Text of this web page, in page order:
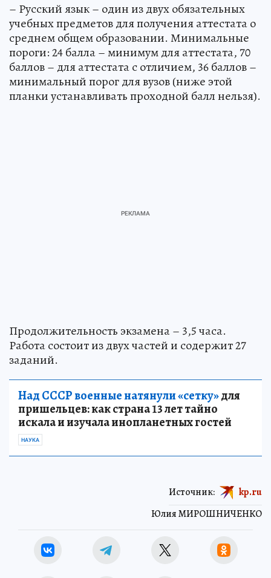
– Русский язык – один из двух обязательных
учебных предметов для получения аттестата о
среднем общем образовании. Минимальные
пороги: 24 балла – минимум для аттестата, 70
баллов – для аттестата с отличием, 36 баллов –
минимальный порог для вузов (ниже этой
планки устанавливать проходной балл нельзя).
Продолжительность экзамена – 3,5 часа.
Работа состоит из двух частей и содержит 27
заданий.
Над СССР военные натянули «сетку»для
пришельцев: как страна 13 лет тайно
искала и изучала инопланетных гостей
НАУКА
Юлия МИРОШНИЧЕНКО
Источник: kp.ru